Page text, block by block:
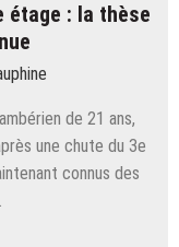
étage : la thèse
de 21 ans,
une chute du 3e
connus des